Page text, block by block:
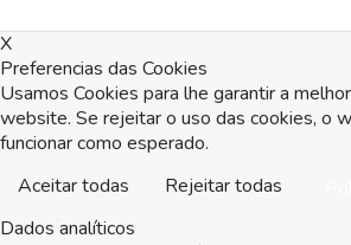
X
Preferencias das Cookies
Usamos Cookies para lhe garantir a
website. Se rejeitar o uso das cookies, o
funcionar como esperado.
Aceitar todas
Rejeitar todas
Dados analíticos